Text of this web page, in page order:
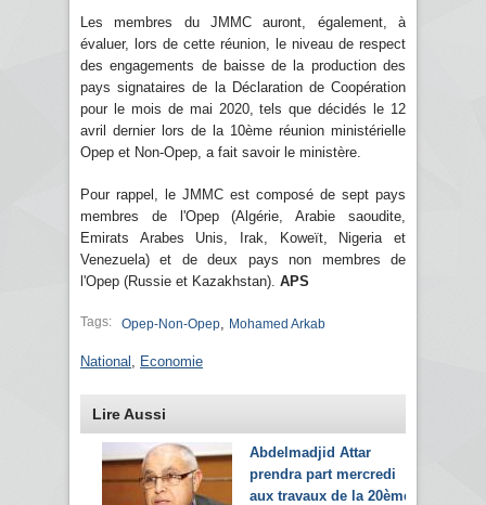
Les membres du JMMC auront, également, à
évaluer, lors de cette réunion, le niveau de respect
des engagements de baisse de la production des
pays signataires de la Déclaration de Coopération
pour le mois de mai 2020, tels que décidés le 12
avril dernier lors de la 10ème réunion ministérielle
Opep et Non-Opep, a fait savoir le ministère.
Pour rappel, le JMMC est composé de sept pays
membres de l'Opep (Algérie, Arabie saoudite,
Emirats Arabes Unis, Irak, Koweït, Nigeria et
Venezuela) et de deux pays non membres de
l'Opep (Russie et Kazakhstan). APS
Tags: Opep-Non-Opep Mohamed Arkab
National Economie
Lire Aussi
Abdelmadjid Attar
prendra part mercredi
aux travaux de la 20ème